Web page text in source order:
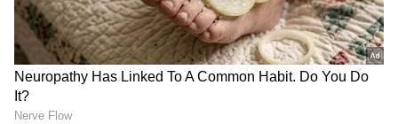
Related Articles
ತಾರೆಯರ ಸಂದರ್ಶನಗಳು, ಧಾರಾವಾಹಿ ಅಪ್‌ಡೇಟ್ಸ್‌,
ತೆರೆಮರೆಯ ಕಥೆಗಳು,OTT ರಿಲೀಸ್‌ಗಳ ಬಗ್ಗೆ
ಮಾಹಿತಿಯೂ ಇಲ್ಲಿದೆ.